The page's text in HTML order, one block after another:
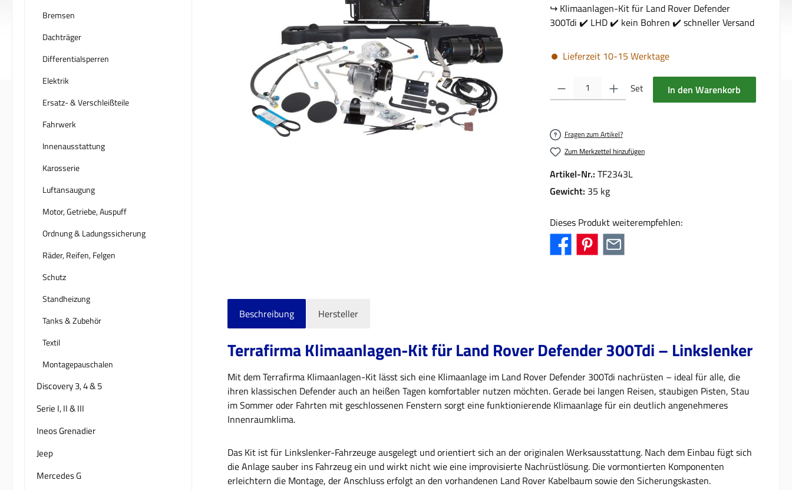
Bremsen
Dachträger
Differentialsperren
Elektrik
Ersatz- & Verschleißteile
Fahrwerk
Innenausstattung
Karosserie
Luftansaugung
Motor, Getriebe, Auspuff
Ordnung & Ladungssicherung
Räder, Reifen, Felgen
Schutz
Standheizung
Tanks & Zubehör
Textil
Montagepauschalen
Discovery 3, 4 & 5
Serie I, II & III
Ineos Grenadier
Jeep
Mercedes G
↪️ Klimaanlagen-Kit für Land Rover Defender
300Tdi ✔️ LHD ✔️ kein Bohren ✔️ schneller Versand
Lieferzeit 10-15 Werktage
Produkt Anzahl: Gib den gewünschten Wert ein oder benutze die
Set In den Warenkorb
Fragen zum Artikel?
Zum Merkzettel hinzufügen
Artikel-Nr.: TF2343L
Gewicht: 35 kg
Dieses Produkt weiterempfehlen:
Beschreibung Hersteller
Terrafirma Klimaanlagen-Kit für Land Rover Defender 300Tdi – Linkslenker
Mit dem Terrafirma Klimaanlagen-Kit lässt sich eine Klimaanlage im Land Rover Defender 300Tdi nachrüsten – ideal für alle, die
ihren klassischen Defender auch an heißen Tagen komfortabler nutzen möchten. Gerade bei langen Reisen, staubigen Pisten, Stau
im Sommer oder Fahrten mit geschlossenen Fenstern sorgt eine funktionierende Klimaanlage für ein deutlich angenehmeres
Innenraumklima.
Das Kit ist für Linkslenker-Fahrzeuge ausgelegt und orientiert sich an der originalen Werksausstattung. Nach dem Einbau fügt sich
die Anlage sauber ins Fahrzeug ein und wirkt nicht wie eine improvisierte Nachrüstlösung. Die vormontierten Komponenten
erleichtern die Montage, der Anschluss erfolgt an den vorhandenen Land Rover Kabelbaum sowie den Sicherungskasten.